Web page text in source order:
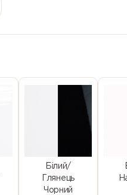
Білий/
Глянець
Чорний